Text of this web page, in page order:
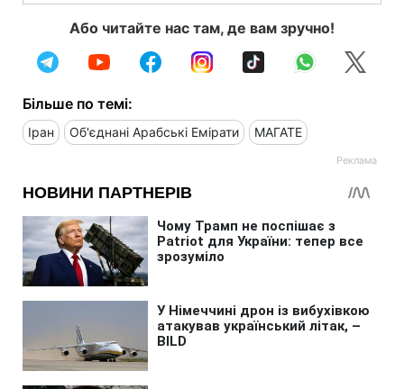
Або читайте нас там, де вам зручно!
Більше по темі:
Іран Об'єднані Арабські Емірати МАГАТЕ